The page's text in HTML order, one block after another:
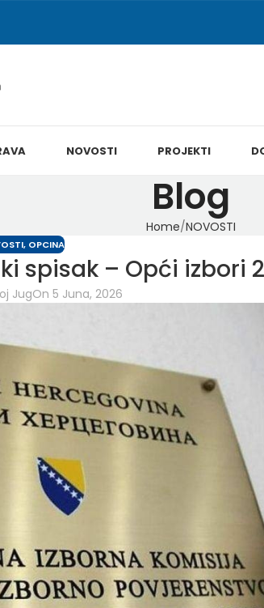
NOVOSTI PROJEKTI
Blog
Home NOVOSTI
, OPCINA
spisak – Opći izbori
JugOn 5 Juna, 2026